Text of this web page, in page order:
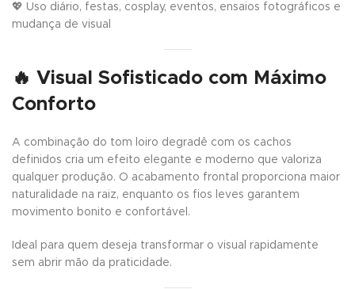
💖 Uso diário, festas, cosplay, eventos, ensaios fotográficos e
mudança de visual
🔥 Visual Sofisticado com Máximo
Conforto
A combinação do tom loiro degradê com os cachos
definidos cria um efeito elegante e moderno que valoriza
qualquer produção. O acabamento frontal proporciona maior
naturalidade na raiz, enquanto os fios leves garantem
movimento bonito e confortável.
Ideal para quem deseja transformar o visual rapidamente
sem abrir mão da praticidade.